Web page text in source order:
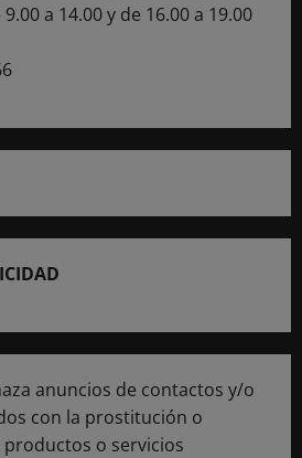
a 14.00 y de 16.00 a 19.00
anuncios de contactos y/o
con la prostitución o
o servicios